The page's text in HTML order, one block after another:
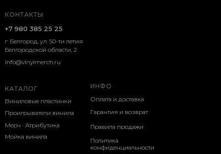
КОНТАКТЫ
г. Белгород, ул. 50-ти летия
Белгородской области, 2
КАТАЛОГ
Виниловые пластинки
ИНФО
Оплата и доставка
+7 980 385 25 25
Проигрыватели винила
Мерч · Атрибутика
Мойка винила
Гарантия и возврат
Политика
конфиденциальности
Правила продажи
info@vinylmerch.ru